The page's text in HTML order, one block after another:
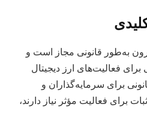
به‌طور قانونی مجاز است و
فعالیت‌های ارز دیجیتال
برای سرمایه‌گذاران و
برای فعالیت مؤثر نیاز دارند،